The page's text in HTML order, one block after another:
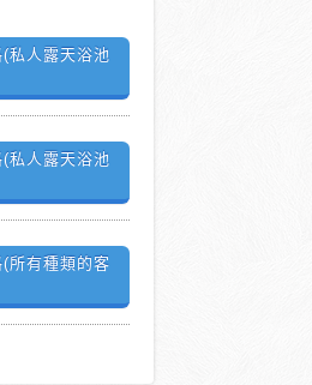
私人露天浴池
私人露天浴池
所有種類的客